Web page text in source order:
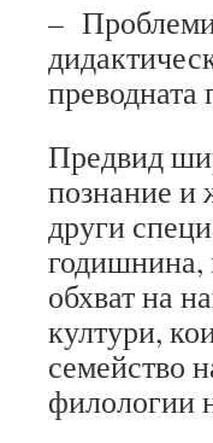
– Проблеми
преводната
Предвид
познание и
други
годишнина,
обхват на
култури,
семейство
филологии